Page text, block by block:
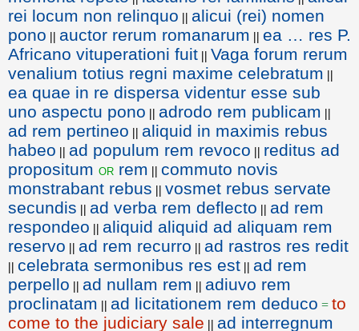
rei locum non relinquo || alicui (rei) nomen
pono || auctor rerum romanarum || ea … res P.
Africano vituperationi fuit || Vaga forum rerum
venalium totius regni maxime celebratum ||
ea quae in re dispersa videntur esse sub
uno aspectu pono || adrodo rem publicam ||
ad rem pertineo || aliquid in maximis rebus
habeo || ad populum rem revoco || reditus ad
propositum or rem || commuto novis
monstrabant rebus || vosmet rebus servate
secundis || ad verba rem deflecto || ad rem
respondeo || aliquid aliquid ad aliquam rem
reservo || ad rem recurro || ad rastros res redit
|| celebrata sermonibus res est || ad rem
perpello || ad nullam rem || adiuvo rem
proclinatam || ad licitationem rem deduco = to
come to the judiciary sale || ad interregnum